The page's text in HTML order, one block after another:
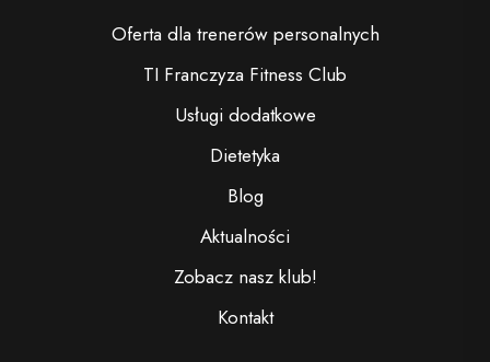
Oferta dla trenerów personalnych
TI Franczyza Fitness Club
Usługi dodatkowe
Dietetyka
Blog
Aktualności
Zobacz nasz klub!
Kontakt